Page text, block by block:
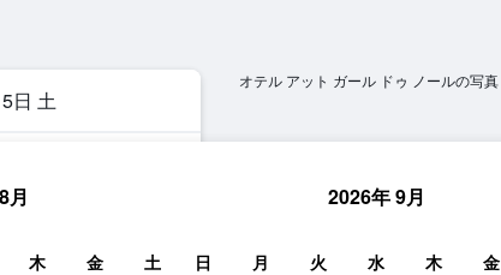
日 土
オテル アット ガール ドゥ ノールの写真
月
木 金 土
2026年 9月
日 月 火 水 木 金